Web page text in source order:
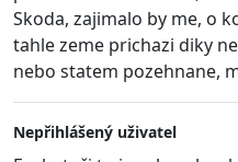
Skoda, zajimalo by me, o
tahle zeme prichazi diky
nebo statem pozehnane,
Nepřihlášený uživatel